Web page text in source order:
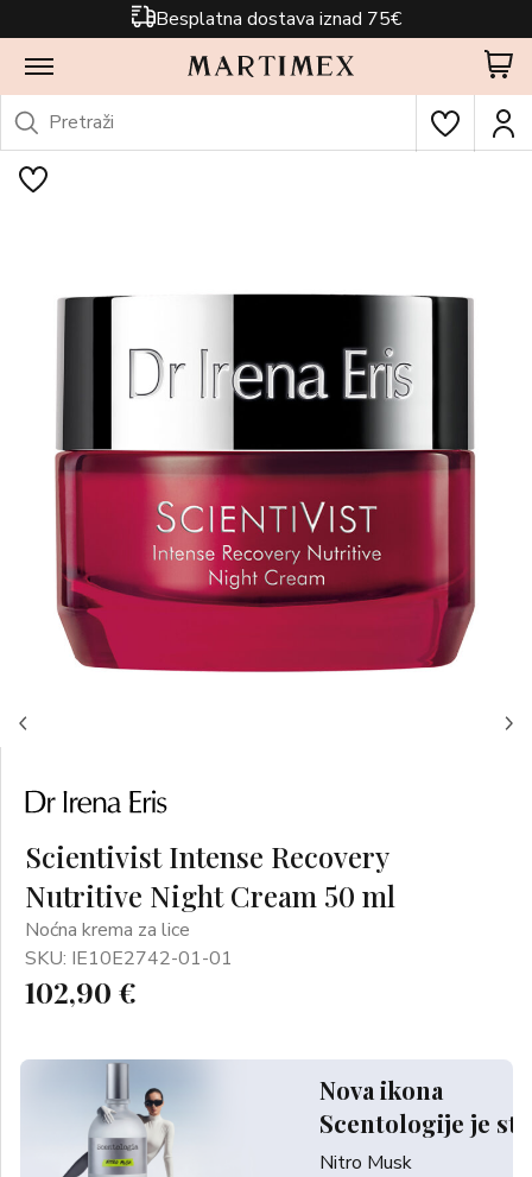
Besplatna dostava iznad 75€
Scientivist Intense Recovery
Nutritive Night Cream 50 ml
Noćna krema za lice
SKU: IE10E2742-01-01
102,90 €
Nova ikona
Scentologije je
Nitro Musk